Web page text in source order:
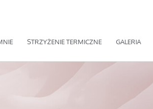
STRZYŻENIE TERMICZNE GALERIA